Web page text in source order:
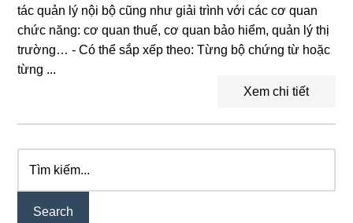
tác quản lý nội bộ cũng như giải trình với các cơ quan
chức năng: cơ quan thuế, cơ quan bảo hiểm, quản lý thị
trường… - Có thể sắp xếp theo: Từng bộ chứng từ hoặc
từng ...
Xem chi tiết
Primary
Sidebar
kiếm...